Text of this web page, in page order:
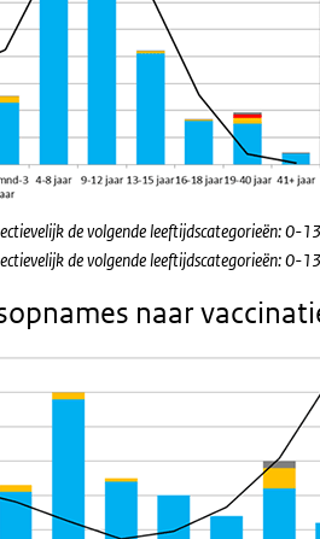
de volgende leeftijdscategorieën:
de volgende leeftijdscategorieën:
naar